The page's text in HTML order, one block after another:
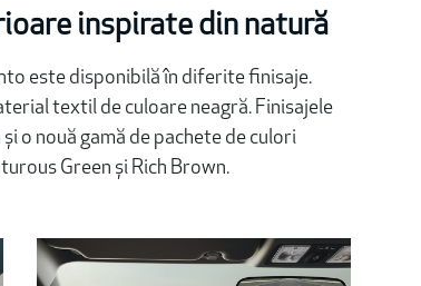
inspirate din natură
este disponibilă în diferite finisaje.
textil de culoare neagră. Finisajele
o nouă gamă de pachete de culori
Green și Rich Brown.